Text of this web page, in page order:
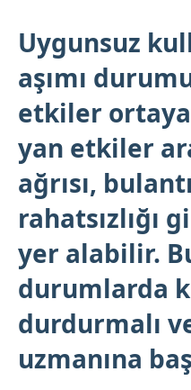
Uygunsuz
aşımı
etkiler
yan etkiler
ağrısı,
rahatsızlığı
yer alabilir.
durumlarda
durdurmalı
uzmanına